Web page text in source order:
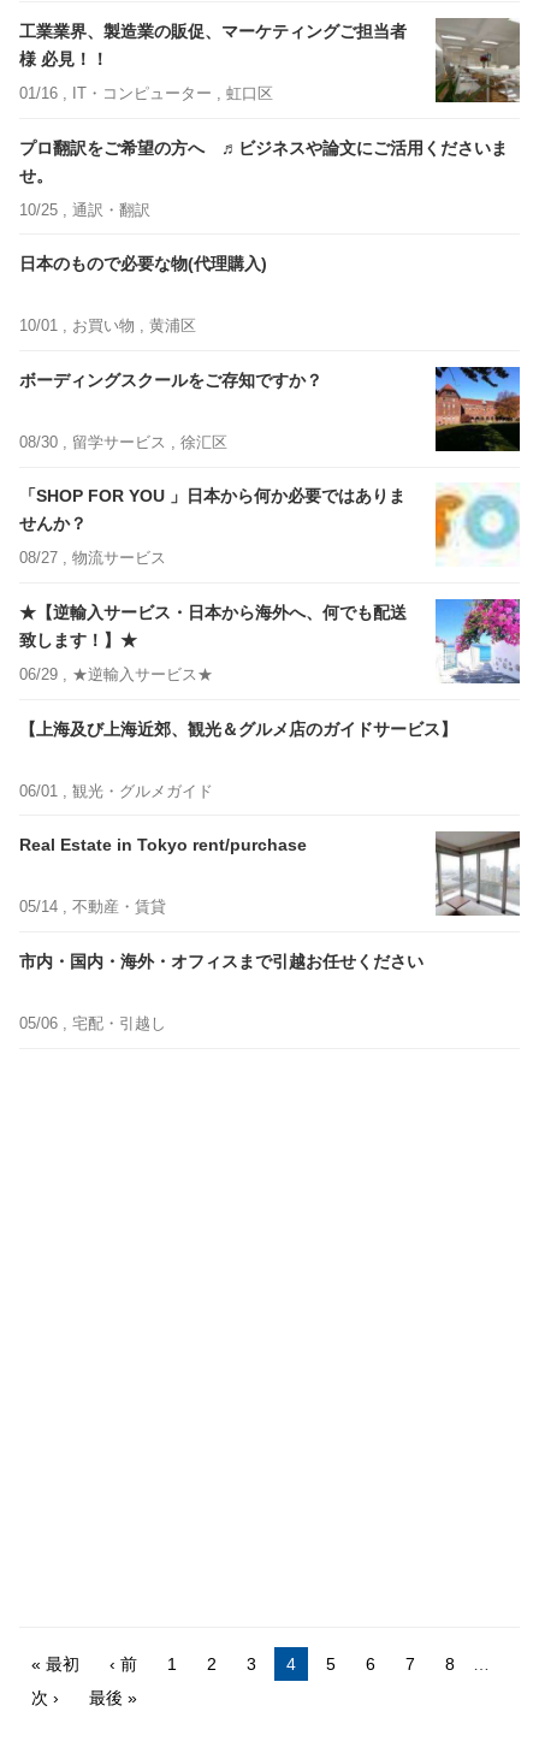
工業業界、製造業の販促、マーケティングご担当者
様 必見！！
01/16 , IT・コンピューター , 虹口区
プロ翻訳をご希望の方へ ♬ビジネスや論文にご活用くださいま
せ。
10/25 , 通訳・翻訳
日本のもので必要な物(代理購入)
10/01 , お買い物 , 黄浦区
ボーディングスクールをご存知ですか？
08/30 , 留学サービス , 徐汇区
「SHOP FOR YOU 」日本から何か必要ではありま
せんか？
08/27 , 物流サービス
★【逆輸入サービス・日本から海外へ、何でも配送
致します！】★
06/29 , ★逆輸入サービス★
【上海及び上海近郊、観光＆グルメ店のガイドサービス】
06/01 , 観光・グルメガイド
Real Estate in Tokyo rent/purchase
05/14 , 不動産・賃貸
市内・国内・海外・オフィスまで引越お任せください
05/06 , 宅配・引越し
« 最初 ‹ 前 1 2 3 4 5 6 7 8
次 ›
最後 »